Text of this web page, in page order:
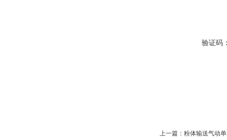
验证码
上一篇： 粉体输送气动